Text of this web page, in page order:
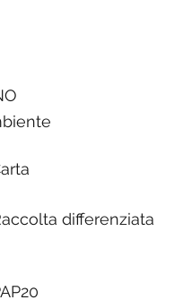
differenziata